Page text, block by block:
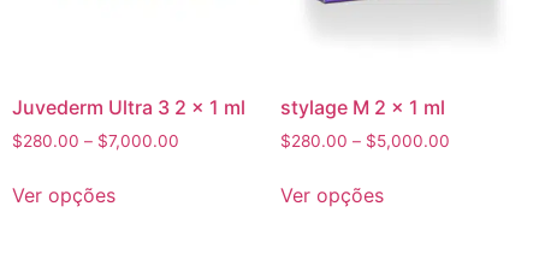
Juvederm Ultra 3 2 x 1 ml
$280.00 – $7,000.00
Ver opções
stylage M 2 x 1 ml
$280.00 – $5,000.00
Ver opções